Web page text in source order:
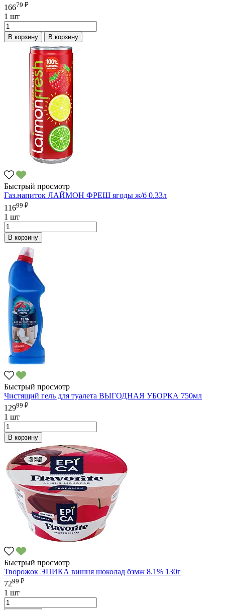
16679 ₽
1 шт
В корзину В корзину
Быстрый просмотр
Газ.напиток ЛАЙМОН ФРЕШ ягоды ж/б 0.33л
11699 ₽
1 шт
В корзину
Быстрый просмотр
Чистящий гель для туалета ВЫГОДНАЯ УБОРКА 750мл
12999 ₽
1 шт
В корзину
Быстрый просмотр
Творожок ЭПИКА вишня шоколад бзмж 8.1% 130г
7299 ₽
1 шт